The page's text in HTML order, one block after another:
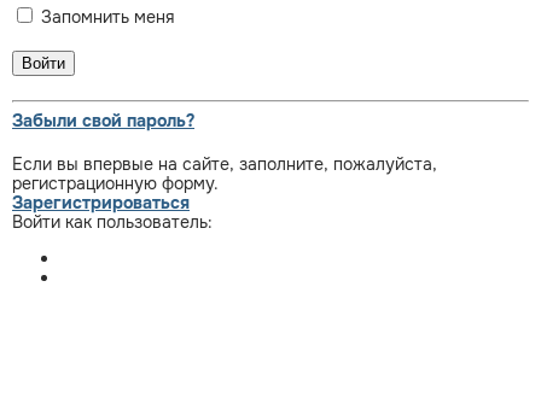
Запомнить меня
Забыли свой пароль?
Если вы впервые на сайте, заполните, пожалуйста,
регистрационную форму.
Зарегистрироваться
Войти как пользователь: